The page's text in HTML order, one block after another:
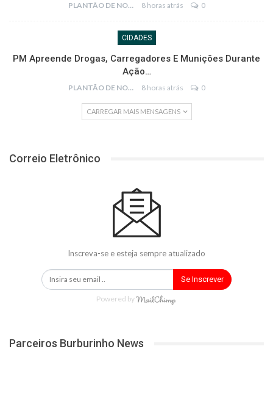
PLANTÃO DE NOTÍCIAS 8 horas atrás 0
CIDADES
PM Apreende Drogas, Carregadores E Munições Durante
Ação…
PLANTÃO DE NOTÍCIAS 8 horas atrás 0
CARREGAR MAIS MENSAGENS
Correio Eletrônico
Inscreva-se e esteja sempre atualizado
Se Inscrever
Powered by
Parceiros Burburinho News